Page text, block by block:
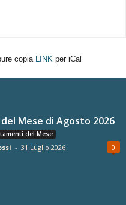
copia LINK per iCal
Mese di Agosto 2026
del Mese
- 31 Luglio 2026 0